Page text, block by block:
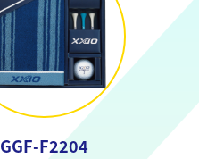
GGF-F2204